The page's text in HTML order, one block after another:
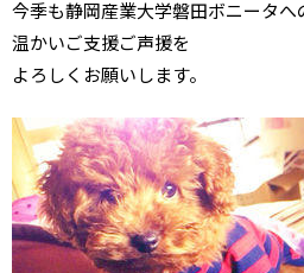
今季も静岡産業大学磐田ボニータへ
温かいご支援ご声援を
よろしくお願いします。